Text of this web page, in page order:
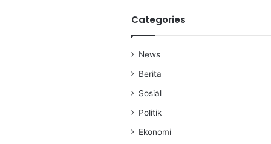
Categories
News
Berita
Sosial
Politik
Ekonomi